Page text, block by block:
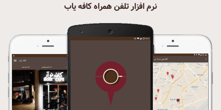
نرم افزار تلفن همراه کافه یاب